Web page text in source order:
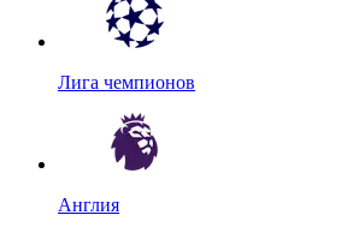
Лига чемпионов
Англия